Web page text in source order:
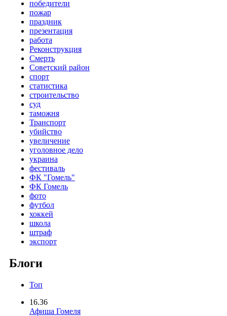
победители
пожар
праздник
презентация
работа
Реконструкция
Смерть
Советский район
спорт
статистика
строительство
суд
таможня
Транспорт
убийство
увеличение
уголовное дело
украина
фестиваль
ФК "Гомель"
ФК Гомель
фото
футбол
хоккей
школа
штраф
экспорт
Блоги
Топ
16.36
Афиша Гомеля